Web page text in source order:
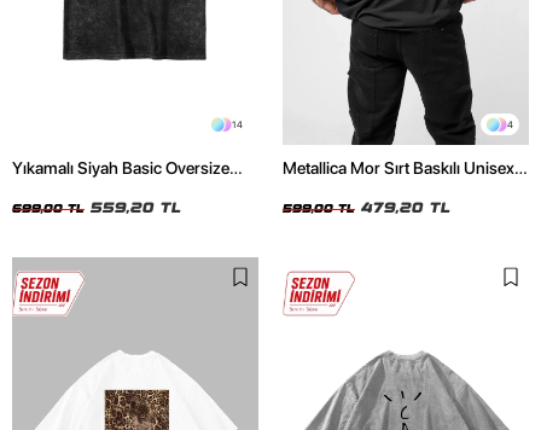
14
Yıkamalı Siyah Basic Oversize
699,00 TL 559,20 TL
4
Metallica Mor Sırt Baskılı Unisex
599,00 TL 479,20 TL